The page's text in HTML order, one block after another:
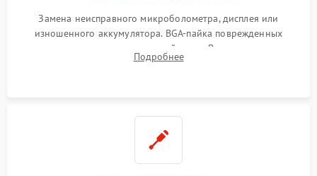
Замена неисправного микроболометра, дисплея или
изношенного аккумулятора. BGA-пайка поврежденных
контроллеров на материнской плате. Восстановление
разъемов и кнопок, замена поврежденных элементов
Подробнее